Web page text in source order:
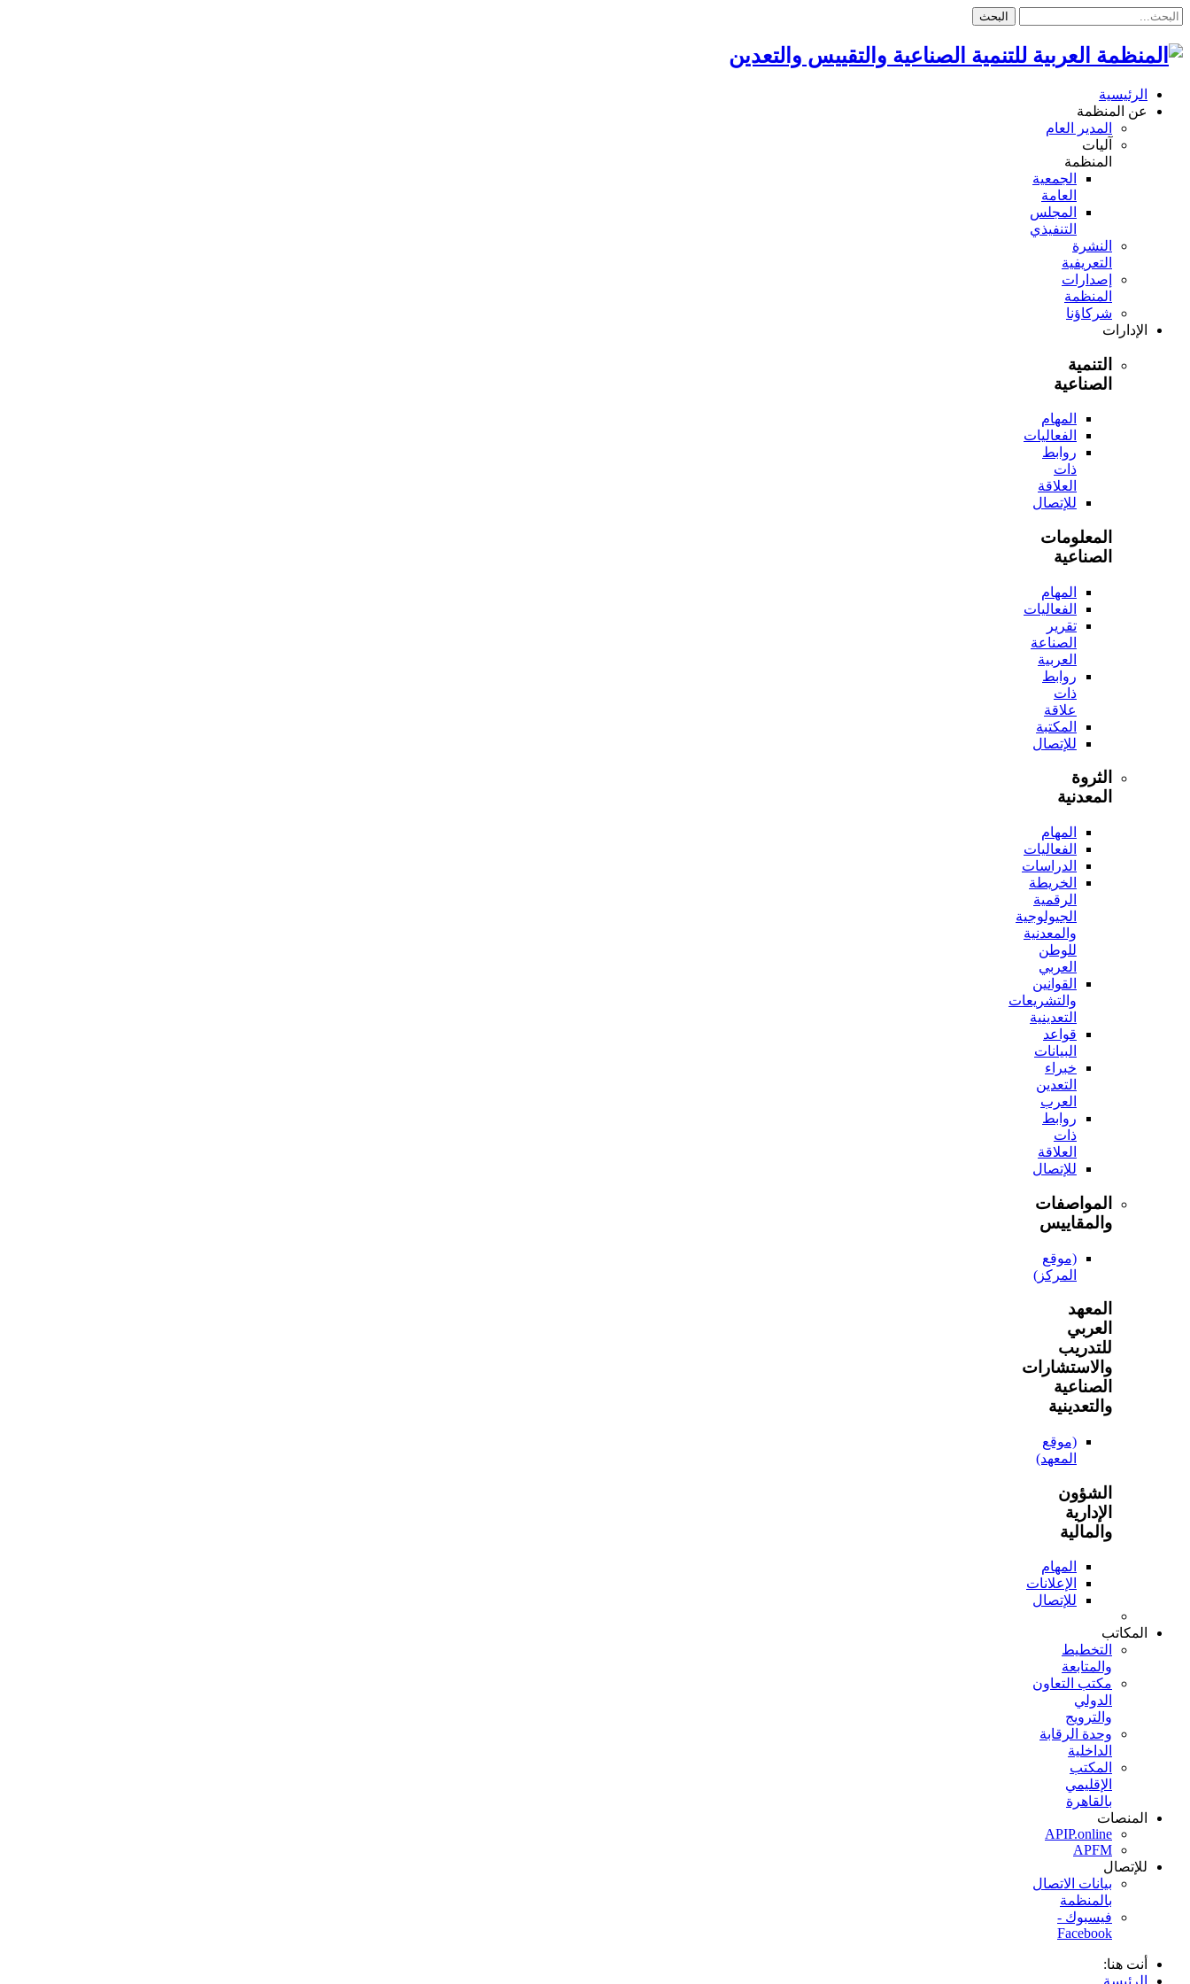
البحث
الرئيسية
عن المنظمة
المدير العام
آليات
المنظمة
الجمعية
العامة
المجلس
التنفيذي
النشرة
التعريفية
إصدارات
المنظمة
شركاؤنا
الإدارات
التنمية
الصناعية
المهام
الفعاليات
روابط
ذات
العلاقة
للإتصال
المعلومات
الصناعية
المهام
الفعاليات
تقرير
الصناعة
العربية
روابط
ذات
علاقة
المكتبة
للإتصال
الثروة
المعدنية
المهام
الفعاليات
الدراسات
الخريطة
الرقمية
الجيولوجية
والمعدنية
للوطن
العربي
القوانين
والتشريعات
التعدينية
قواعد
البيانات
خبراء
التعدين
العرب
روابط
ذات
العلاقة
للإتصال
المواصفات
والمقاييس
(موقع
المركز)
المعهد
العربي
للتدريب
والاستشارات
الصناعية
والتعدينية
(موقع
المعهد)
الشؤون
الإدارية
والمالية
المهام
الإعلانات
للإتصال
المكاتب
التخطيط
والمتابعة
مكتب التعاون
الدولي
والترويج
وحدة الرقابة
الداخلية
المكتب
الإقليمي
بالقاهرة
المنصات
APIP.online
APFM
للإتصال
بيانات الاتصال
بالمنظمة
فيسبوك -
Facebook
أنت هنا: